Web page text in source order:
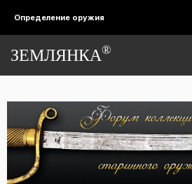
Определение оружия
ЗЕМЛЯНКА®